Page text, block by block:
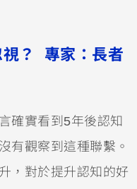
？ 專家：長者
確實看到5年後認知
有觀察到這種聯繫。
，對於提升認知的好